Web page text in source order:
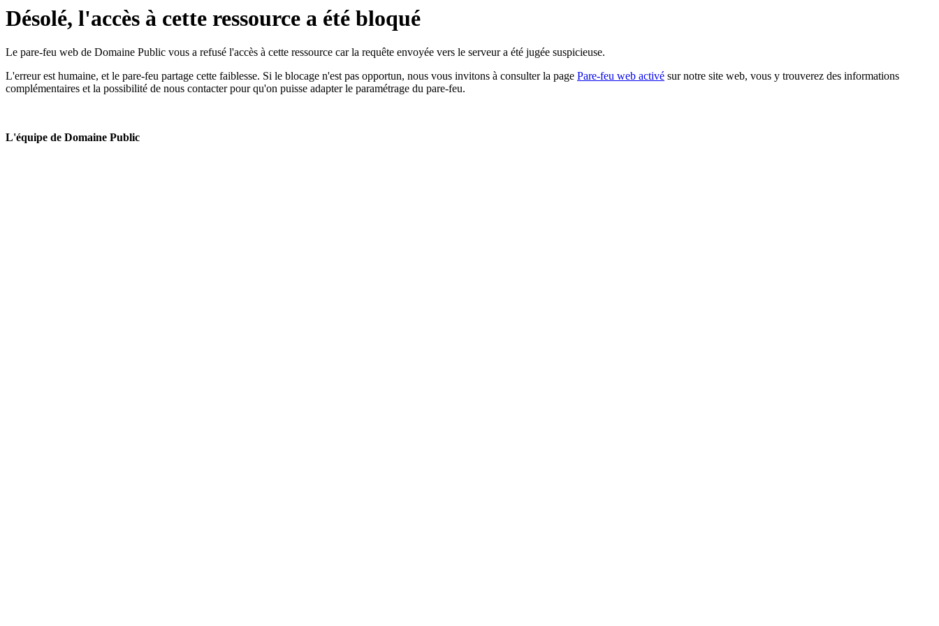
Désolé, l'accès à cette ressource a été bloqué
Le pare-feu web de Domaine Public vous a refusé l'accès à cette ressource car la requête envoyée vers le serveur a été jugée suspicieuse.
L'erreur est humaine, et le pare-feu partage cette faiblesse. Si le blocage n'est pas opportun, nous vous invitons à consulter la page Pare-feu web activé sur notre site web, vous y trouverez des informations
complémentaires et la possibilité de nous contacter pour qu'on puisse adapter le paramétrage du pare-feu.
L'équipe de Domaine Public